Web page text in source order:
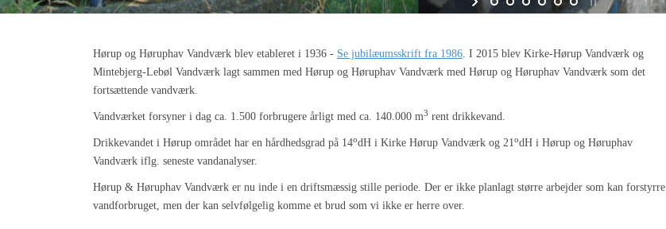
Hørup og Høruphav Vandværk blev etableret i 1936 - Se jubilæumsskrift fra 1986. I 2015 blev Kirke-Hørup Vandværk og
Mintebjerg-Lebøl Vandværk lagt sammen med Hørup og Høruphav Vandværk med Hørup og Høruphav Vandværk som det
fortsættende vandværk.
Vandværket forsyner i dag ca. 1.500 forbrugere årligt med ca. 140.000 m3 rent drikkevand.
Drikkevandet i Hørup området har en hårdhedsgrad på 14odH i Kirke Hørup Vandværk og 21odH i Hørup og Høruphav
Vandværk iflg. seneste vandanalyser.
Hørup & Høruphav Vandværk er nu inde i en driftsmæssig stille periode. Der er ikke planlagt større arbejder som kan forstyrre
vandforbruget, men der kan selvfølgelig komme et brud som vi ikke er herre over.